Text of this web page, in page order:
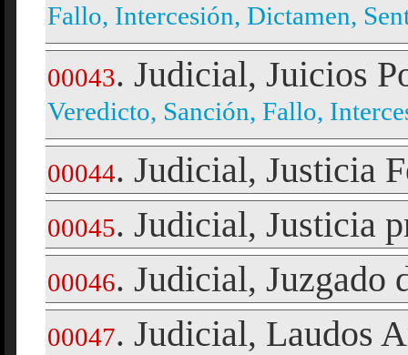
Fallo, Intercesión, Dictamen,
00043. Judicial, Juicios
Veredicto, Sanción, Fallo,
00044. Judicial, Justicia
00045. Judicial, Justicia
00046. Judicial, Juzgado
00047. Judicial, Laudos